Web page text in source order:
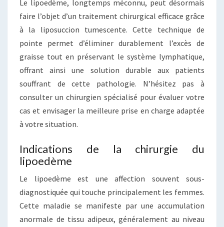
Le lipoedème, longtemps méconnu, peut désormais
faire l’objet d’un traitement chirurgical efficace grâce
à la liposuccion tumescente. Cette technique de
pointe permet d’éliminer durablement l’excès de
graisse tout en préservant le système lymphatique,
offrant ainsi une solution durable aux patients
souffrant de cette pathologie. N’hésitez pas à
consulter un chirurgien spécialisé pour évaluer votre
cas et envisager la meilleure prise en charge adaptée
à votre situation.
Indications de la chirurgie du
lipoedème
Le lipoedème est une affection souvent sous-
diagnostiquée qui touche principalement les femmes.
Cette maladie se manifeste par une accumulation
anormale de tissu adipeux, généralement au niveau